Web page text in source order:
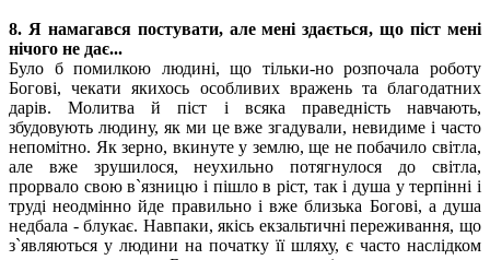
8. Я намагався постувати, але мені здається, що піст мені
нічого не дає...
Було б помилкою людині, що тільки-но розпочала роботу
Богові, чекати якихось особливих вражень та благодатних
дарів. Молитва й піст і всяка праведність навчають,
збудовують людину, як ми це вже згадували, невидиме і часто
непомітно. Як зерно, вкинуте у землю, ще не побачило світла,
але вже зрушилося, неухильно потягнулося до світла,
прорвало свою в`язницю і пішло в ріст, так і душа у терпінні і
труді неодмінно йде правильно і вже близька Богові, а душа
недбала - блукає. Навпаки, якісь екзальтичні переживання, що
з`являються у людини на початку її шляху, є часто наслідком